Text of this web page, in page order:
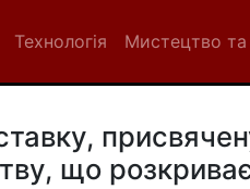
Технологія Мистецтво та
що